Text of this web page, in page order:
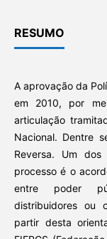
RESUMO
A aprovação da
em 2010, por
articulação
Nacional. Dentre
Reversa. Um
processo é o
entre poder
distribuidores ou
partir desta